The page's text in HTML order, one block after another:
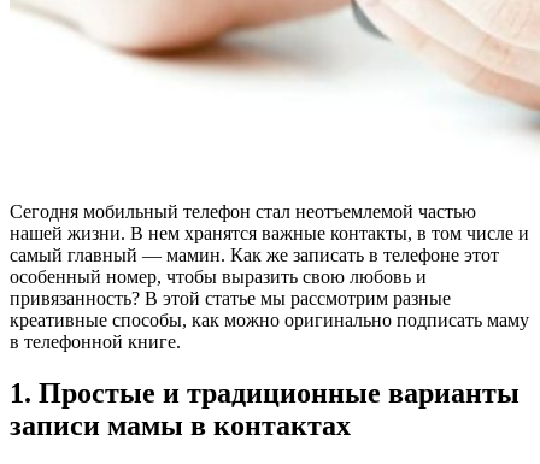
Сегодня мобильный телефон стал неотъемлемой частью
нашей жизни. В нем хранятся важные контакты, в том числе и
самый главный — мамин. Как же записать в телефоне этот
особенный номер, чтобы выразить свою любовь и
привязанность? В этой статье мы рассмотрим разные
креативные способы, как можно оригинально подписать маму
в телефонной книге.
1. Простые и традиционные варианты
записи мамы в контактах